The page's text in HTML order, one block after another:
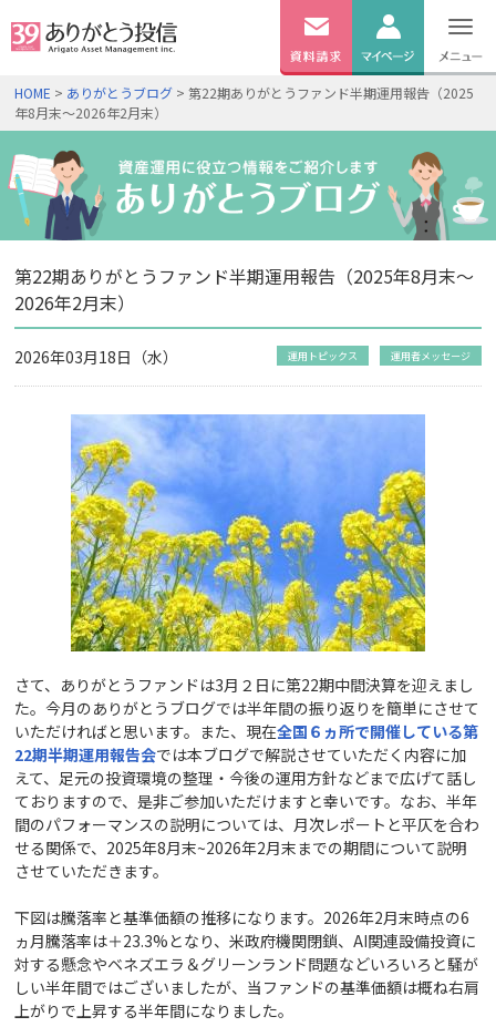
無料資料
口座開設
ログイン
HOME > ありがとうブログ > 第22期ありがとうファンド半期運用報告（2025
年8月末～2026年2月末）
第22期ありがとうファンド半期運用報告（2025年8月末～
2026年2月末）
2026年03月18日（水） 運用トピックス 運用者メッセージ
さて、ありがとうファンドは3月２日に第22期中間決算を迎えまし
た。今月のありがとうブログでは半年間の振り返りを簡単にさせて
いただければと思います。また、現在全国６ヵ所で開催している第
22期半期運用報告会では本ブログで解説させていただく内容に加
えて、足元の投資環境の整理・今後の運用方針などまで広げて話し
ておりますので、是非ご参加いただけますと幸いです。なお、半年
間のパフォーマンスの説明については、月次レポートと平仄を合わ
せる関係で、2025年8月末~2026年2月末までの期間について説明
させていただきます。
下図は騰落率と基準価額の推移になります。2026年2月末時点の6
ヵ月騰落率は＋23.3%となり、米政府機関閉鎖、AI関連設備投資に
対する懸念やベネズエラ＆グリーンランド問題などいろいろと騒が
しい半年間ではございましたが、当ファンドの基準価額は概ね右肩
上がりで上昇する半年間になりました。